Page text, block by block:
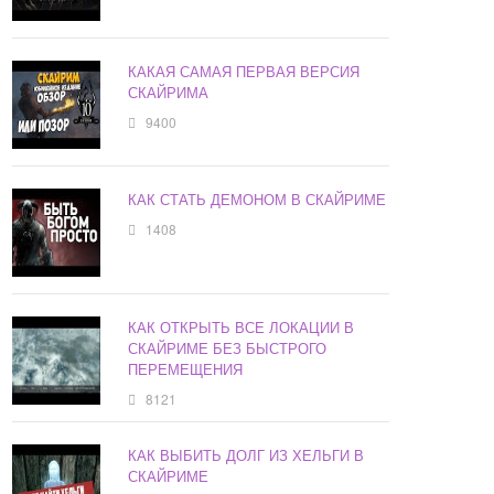
КАКАЯ САМАЯ ПЕРВАЯ ВЕРСИЯ
СКАЙРИМА
9400
КАК СТАТЬ ДЕМОНОМ В СКАЙРИМЕ
1408
КАК ОТКРЫТЬ ВСЕ ЛОКАЦИИ В
СКАЙРИМЕ БЕЗ БЫСТРОГО
ПЕРЕМЕЩЕНИЯ
8121
КАК ВЫБИТЬ ДОЛГ ИЗ ХЕЛЬГИ В
СКАЙРИМЕ